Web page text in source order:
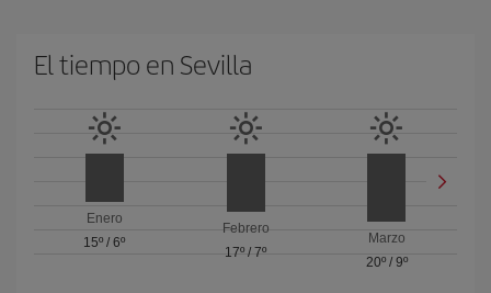
El tiempo en Sevilla
Enero
15º /6º
Febrero
17º / 7º
Marzo
20º/ 9º